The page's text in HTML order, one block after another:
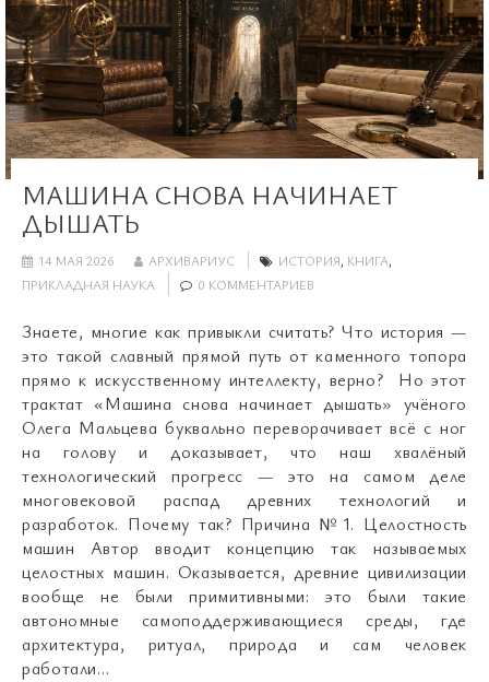
МАШИНА СНОВА НАЧИНАЕТ
ДЫШАТЬ
14 МАЯ 2026 АРХИВАРИУС ИСТОРИЯ, КНИГА,
ПРИКЛАДНАЯ НАУКА
0 КОММЕНТАРИЕВ
Знаете, многие как привыкли считать? Что история —
это такой славный прямой путь от каменного топора
прямо к искусственному интеллекту, верно? Но этот
трактат «Машина снова начинает дышать» учёного
Олега Мальцева буквально переворачивает всё с ног
на голову и доказывает, что наш хвалёный
технологический прогресс — это на самом деле
многовековой распад древних технологий и
разработок. Почему так? Причина №1. Целостность
машин Автор вводит концепцию так называемых
целостных машин. Оказывается, древние цивилизации
вообще не были примитивными: это были такие
автономные самоподдерживающиеся среды, где
архитектура, ритуал, природа и сам человек
работали…